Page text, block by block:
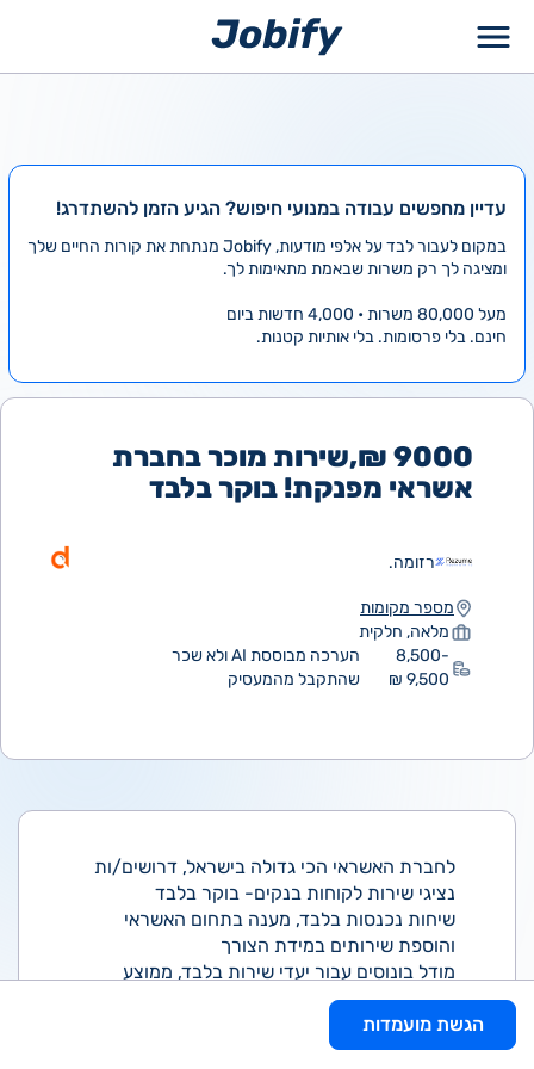
עדיין מחפשים עבודה במנועי חיפוש? הגיע הזמן להשתדרג!
במקום לעבור לבד על אלפי מודעות, Jobify מנתחת את קורות החיים שלך
ומציגה לך רק משרות שבאמת מתאימות לך.
מעל 80,000 משרות • 4,000 חדשות ביום
חינם. בלי פרסומות. בלי אותיות קטנות.
9000 ₪,שירות מוכר בחברת
אשראי מפנקת! בוקר בלבד
רזומה.
מספר מקומות
מלאה, חלקית
8,500-
9,500 ₪
הערכה מבוססת AI ולא שכר
שהתקבל מהמעסיק
לחברת האשראי הכי גדולה בישראל, דרושים/ות
נציגי שירות לקוחות בנקים- בוקר בלבד
שיחות נכנסות בלבד, מענה בתחום האשראי
והוספת שירותים במידת הצורך
מודל בונוסים עבור יעדי שירות בלבד, ממוצע
משרת בוקר ללא שישי!!!
קרן השתלמות, ארוחות, עובד/ת חברה מהיום
הראשון קורסים והעשרות, תחרויות ופרסים
הגשת מועמדות